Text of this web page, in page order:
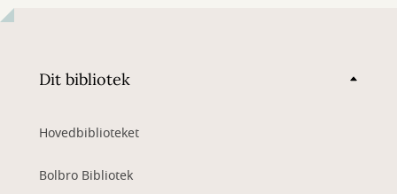
Dit bibliotek
Hovedbiblioteket
Bolbro Bibliotek